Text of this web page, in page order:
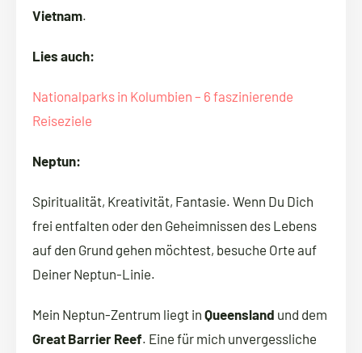
Vietnam.
Lies auch:
Nationalparks in Kolumbien – 6 faszinierende
Reiseziele
Neptun:
Spiritualität, Kreativität, Fantasie. Wenn Du Dich
frei entfalten oder den Geheimnissen des Lebens
auf den Grund gehen möchtest, besuche Orte auf
Deiner Neptun-Linie.
Mein Neptun-Zentrum liegt in Queensland und dem
Great Barrier Reef. Eine für mich unvergessliche